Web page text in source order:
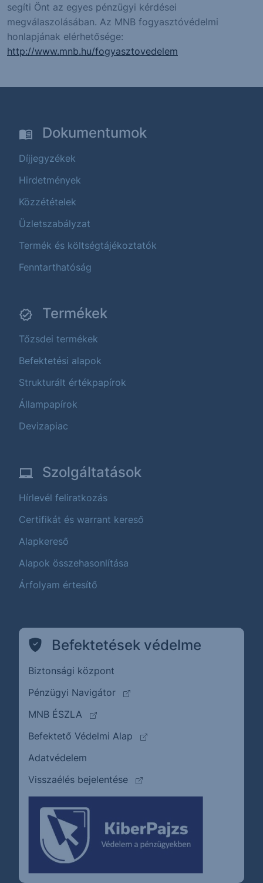
segíti Önt az egyes pénzügyi kérdései
megválaszolásában. Az MNB fogyasztóvédelmi
honlapjának elérhetősége:
http://www.mnb.hu/fogyasztovedelem
Dokumentumok
Díjjegyzékek
Hirdetmények
Közzétételek
Üzletszabályzat
Termék és költségtájékoztatók
Fenntarthatóság
Termékek
Tőzsdei termékek
Befektetési alapok
Strukturált értékpapírok
Állampapírok
Devizapiac
Szolgáltatások
Hírlevél feliratkozás
Certifikát és warrant kereső
Alapkereső
Alapok összehasonlítása
Árfolyam értesítő
Befektetések védelme
Biztonsági központ
Pénzügyi Navigátor
(külső oldalra ugrik)
MNB ÉSZLA
(külső oldalra ugrik)
Befektető Védelmi Alap
(külső oldalra ugrik)
Adatvédelem
Visszaélés bejelentése
(külső oldalra ugrik)